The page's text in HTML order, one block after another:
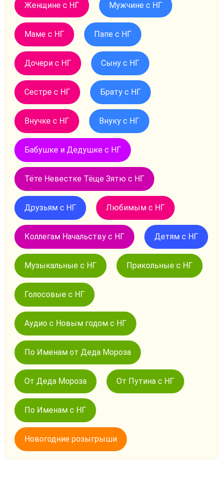
Женщине с НГ Мужчине с НГ
Маме с НГ Папе с НГ
Дочери с НГ Сыну с НГ
Сестре с НГ Брату с НГ
Внучке с НГ Внуку с НГ
Бабушке и Дедушке с НГ
Тёте Невестке Тёще Зятю с НГ
Друзьям с НГ Любимым с НГ
Коллегам Начальству с НГ Детям с НГ
Музыкальные с НГ Прикольные с НГ
Голосовые с НГ
Аудио с Новым годом с НГ
По Именам от Деда Мороза
От Деда Мороза От Путина с НГ
По Именам с НГ
Новогодние розыгрыши